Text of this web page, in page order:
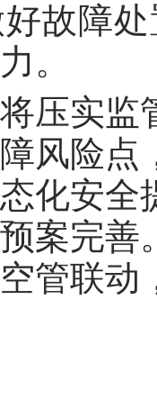
故障
。
实监
风险点
化安全
案完
管联动